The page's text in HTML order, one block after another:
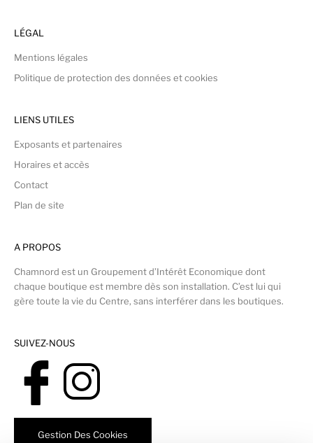
LÉGAL
Mentions légales
Politique de protection des données et cookies
LIENS UTILES
Exposants et partenaires
Horaires et accès
Contact
Plan de site
A PROPOS
Chamnord est un Groupement d’Intérêt Economique dont
chaque boutique est membre dès son installation. C’est lui qui
gère toute la vie du Centre, sans interférer dans les boutiques.
SUIVEZ-NOUS
Gestion Des Cookies